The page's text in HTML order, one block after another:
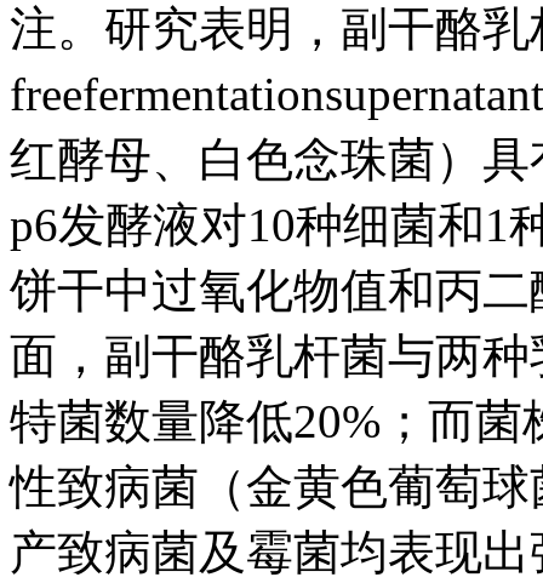
注。研究表明，副干酪
红酵母、白色念珠菌）
p6发酵液对10种细菌和1
饼干中过氧化物值和丙
面，副干酪乳杆菌与两
特菌数量降低20%；而
性致病菌（金黄色葡萄
产致病菌及霉菌均表现